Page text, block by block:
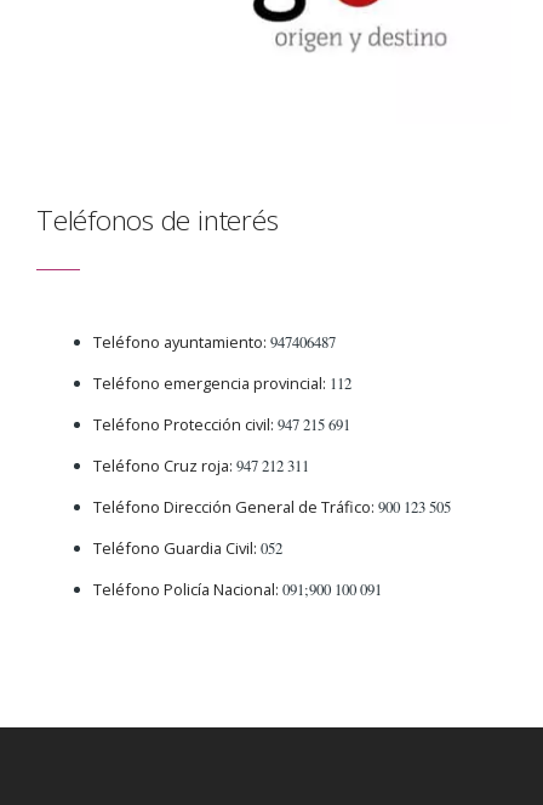
Teléfonos de interés
Teléfono ayuntamiento: 947406487
Teléfono emergencia provincial: 112
Teléfono Protección civil: 947 215 691
Teléfono Cruz roja: 947 212 311
Teléfono Dirección General de Tráfico: 900 123 505
Teléfono Guardia Civil: 052
Teléfono Policía Nacional: 091;900 100 091